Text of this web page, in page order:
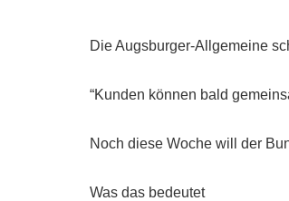
Die Augsburger-Allgemeine
“Kunden können bald
Noch diese Woche will der
Was das bedeutet